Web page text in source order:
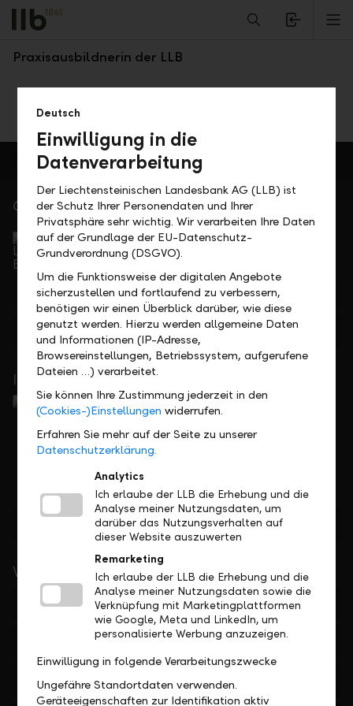
Alerts.Headline
Marina Beck
Praxisausbildnerin der LLB
Gerne für Sie da
Service Direkt
Telefonisch erreichbar von Montag bis Freitag, 08.00
+423 236 88 11
Feedback Anfrage
In Ihrer Nähe
Standorte finden
Wichtige Links
Private
Firmen
Institutionelle
Deutsch
Einwilligung in die
Datenverarbeitung
Der Liechtensteinischen Landesbank AG (LLB) ist
der Schutz Ihrer Personendaten und Ihrer
Privatsphäre sehr wichtig. Wir verarbeiten Ihre Daten
auf der Grundlage der EU-Datenschutz-
Grundverordnung (DSGVO).
Um die Funktionsweise der digitalen Angebote
sicherzustellen und fortlaufend zu verbessern,
benötigen wir einen Überblick darüber, wie diese
genutzt werden. Hierzu werden allgemeine Daten
und Informationen (IP-Adresse,
Browsereinstellungen, Betriebssystem, aufgerufene
Dateien …) verarbeitet.
Sie können Ihre Zustimmung jederzeit in den
(Cookies-)Einstellungen widerrufen.
Erfahren Sie mehr auf der Seite zu unserer
Datenschutzerklärung.
Analytics
Ich erlaube der LLB die Erhebung und die
Analyse meiner Nutzungsdaten, um
darüber das Nutzungsverhalten auf
dieser Website auszuwerten
Remarketing
Ich erlaube der LLB die Erhebung und die
Analyse meiner Nutzungsdaten sowie die
Verknüpfung mit Marketingplattformen
wie Google, Meta und LinkedIn, um
personalisierte Werbung anzuzeigen.
Einwilligung in folgende Verarbeitungszwecke
Ungefähre Standortdaten verwenden.
Geräteeigenschaften zur Identifikation aktiv